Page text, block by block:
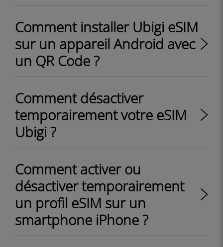
Comment installer Ubigi eSIM
sur un appareil Android avec
un QR Code ?
Comment désactiver
temporairement votre eSIM
Ubigi ?
Comment activer ou
désactiver temporairement
un profil eSIM sur un
smartphone iPhone ?